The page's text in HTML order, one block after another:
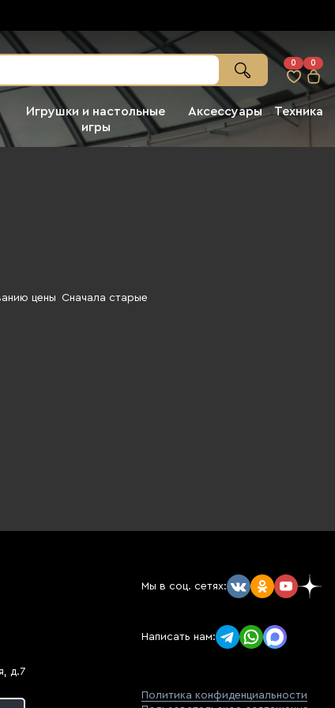
0 0
Игрушки и настольные
игры
Аксессуары Техника
цены Сначала старые
д.7
Мы в соц. сетях:
Написать нам:
Политика конфиденциальности